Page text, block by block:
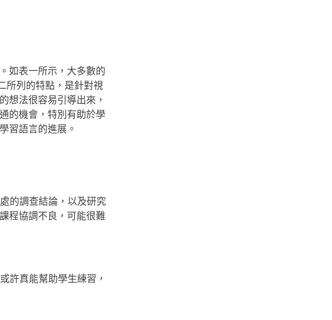
如表一所示，大多數的
所列的特點，是針對視
想法很容易引導出來，
的機會，特別有助於學
習語言的進展。
的調查結論，以及研究
程協調不良，可能很難
許真能幫助學生練習，